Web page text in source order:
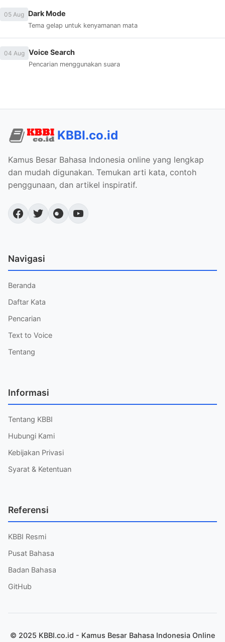
05 Aug Dark Mode
Tema gelap untuk kenyamanan mata
04 Aug Voice Search
Pencarian menggunakan suara
KBBI.co.id
Kamus Besar Bahasa Indonesia online yang lengkap
dan mudah digunakan. Temukan arti kata, contoh
penggunaan, dan artikel inspiratif.
Navigasi
Beranda
Daftar Kata
Pencarian
Text to Voice
Tentang
Informasi
Tentang KBBI
Hubungi Kami
Kebijakan Privasi
Syarat & Ketentuan
Referensi
KBBI Resmi
Pusat Bahasa
Badan Bahasa
GitHub
© 2025 KBBI.co.id - Kamus Besar Bahasa Indonesia Online